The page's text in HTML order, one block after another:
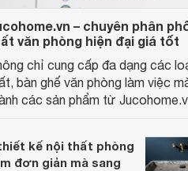
– chuyên phân
văn phòng hiện đại giá tốt
chỉ cung cấp đa dạng các
bàn ghế văn phòng làm việc
các sản phẩm từ
kế nội thất phòng
đơn giản mà sang